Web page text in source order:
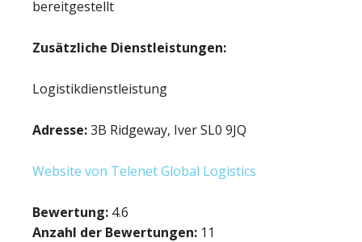
bereitgestellt
Zusätzliche Dienstleistungen:
Logistikdienstleistung
Adresse:3B Ridgeway, Iver SL0 9JQ
Website von Telenet Global Logistics
Bewertung: 4.6
Anzahl der Bewertungen: 11